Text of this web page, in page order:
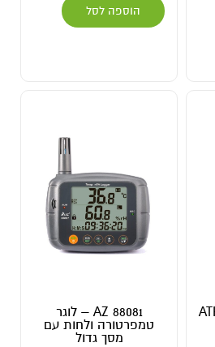
הוספה לסל
AZ 88081 – לוגר
טמפרטורה ולחות עם
מסך גדול